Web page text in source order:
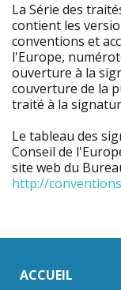
La Série des
contient les
conventions et
l'Europe,
ouverture à la
couverture de la
traité à la
Le tableau des
Conseil de
site web du
http://
ACCUEIL